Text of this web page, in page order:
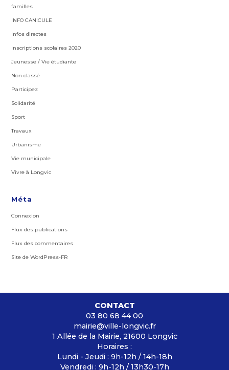
familles
INFO CANICULE
Infos directes
Inscriptions scolaires 2020
Jeunesse / Vie étudiante
Non classé
Participez
Solidarité
Sport
Travaux
Urbanisme
Vie municipale
Vivre à Longvic
Méta
Connexion
Flux des publications
Flux des commentaires
Site de WordPress-FR
CONTACT
03 80 68 44 00
mairie@ville-longvic.fr
1 Allée de la Mairie, 21600 Longvic
Horaires :
Lundi - Jeudi : 9h-12h / 14h-18h
Vendredi : 9h-12h / 13h30-17h